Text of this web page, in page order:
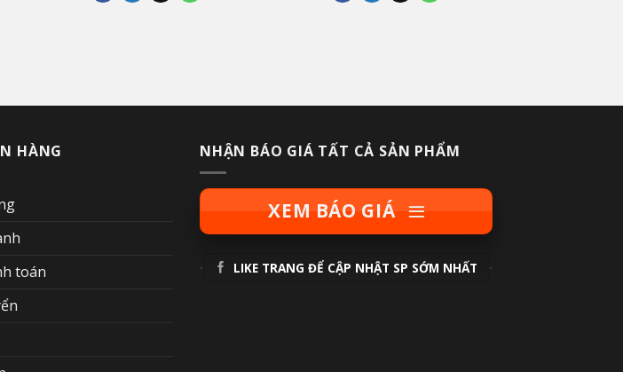
HÀNG
toán
NHẬN BÁO GIÁ TẤT CẢ SẢN PHẨM
XEM BÁO GIÁ
LIKE TRANG ĐỂ CẬP NHẬT SP SỚM NHẤT